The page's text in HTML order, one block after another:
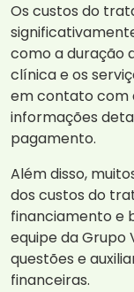
Os custos do
como a duração
clínica e os
em contato com
informações
pagamento.
Além disso,
dos custos do
financiamento e
equipe da Grupo
questões e
financeiras.